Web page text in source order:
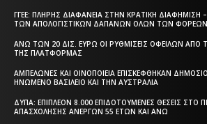
ΓΓΕΕ: ΠΛΉΡΗΣ ΔΙΑΦΆΝΕΙΑ ΣΤΗΝ ΚΡΑΤΙΚΉ ΔΙΑΦΉΜΙΣΗ
ΤΩΝ ΑΠΟΛΟΓΙΣΤΙΚΏΝ ΔΑΠΑΝΏΝ ΌΛΩΝ ΤΩΝ
ΆΝΩ ΤΩΝ 20 ΔΙΣ. ΕΥΡΏ ΟΙ ΡΥΘΜΊΣΕΙΣ ΟΦΕΙΛΏΝ ΑΠΌ
ΤΗΣ ΠΛΑΤΦΌΡΜΑΣ
ΑΜΠΕΛΏΝΕΣ ΚΑΙ ΟΙΝΟΠΟΙΕΊΑ ΕΠΙΣΚΈΦΘΗΚΑΝ
ΗΝΩΜΈΝΟ ΒΑΣΊΛΕΙΟ ΚΑΙ ΤΗΝ ΑΥΣΤΡΑΛΊΑ
ΔΥΠΑ: ΕΠΙΠΛΈΟΝ 8.000 ΕΠΙΔΟΤΟΎΜΕΝΕΣ ΘΈΣΕΙΣ ΣΤΟ
ΑΠΑΣΧΌΛΗΣΗΣ ΑΝΈΡΓΩΝ 55 ΕΤΏΝ ΚΑΙ ΆΝΩ